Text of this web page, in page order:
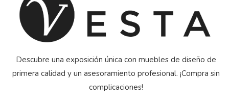
Descubre una exposición única con muebles de diseño de
primera calidad y un asesoramiento profesional. ¡Compra sin
complicaciones!